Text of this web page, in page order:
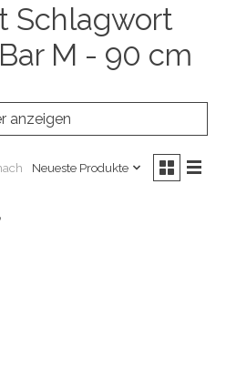
Schlagwort
M - 90 cm
anzeigen
Neueste Produkte